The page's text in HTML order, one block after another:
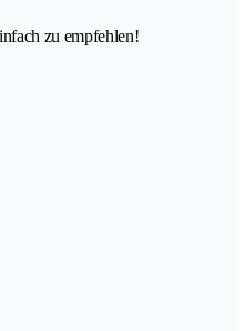
zu empfehlen!